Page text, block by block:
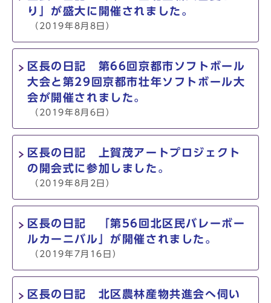
り」が盛大に開催されました。
（2019年8月8日）
区長の日記 第66回京都市ソフトボール
大会と第29回京都市壮年ソフトボール大
会が開催されました。
（2019年8月6日）
区長の日記 上賀茂アートプロジェクト
の開会式に参加しました。
（2019年8月2日）
区長の日記 「第56回北区民バレーボー
ルカーニバル」が開催されました。
（2019年7月16日）
区長の日記 北区農林産物共進会へ伺い